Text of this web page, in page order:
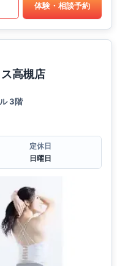
体験・相談予約
高槻店
3階
定休日
日曜日